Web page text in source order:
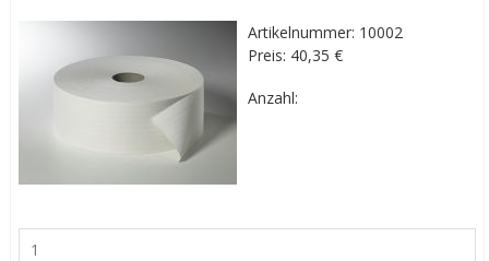
Artikelnummer: 10002
Preis: 40,35 €
Anzahl: